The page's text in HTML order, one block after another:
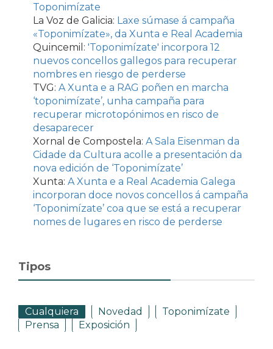
Toponimízate
La Voz de Galicia: Laxe súmase á campaña
«Toponimízate», da Xunta e Real Academia
Quincemil: 'Toponimízate' incorpora 12
nuevos concellos gallegos para recuperar
nombres en riesgo de perderse
TVG: A Xunta e a RAG poñen en marcha
‘toponimízate’, unha campaña para
recuperar microtopónimos en risco de
desaparecer
Xornal de Compostela: A Sala Eisenman da
Cidade da Cultura acolle a presentación da
nova edición de ‘Toponimízate’
Xunta: A Xunta e a Real Academia Galega
incorporan doce novos concellos á campaña
‘Toponimízate’ coa que se está a recuperar
nomes de lugares en risco de perderse
Tipos
Cualquiera Novedad
Toponimízate
Prensa
Exposición